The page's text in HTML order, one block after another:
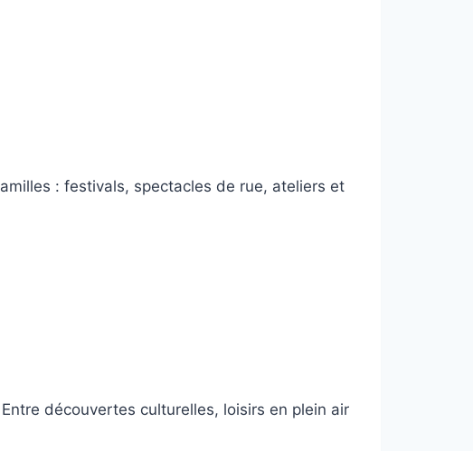
: festivals, spectacles de rue, ateliers et
découvertes culturelles, loisirs en plein air